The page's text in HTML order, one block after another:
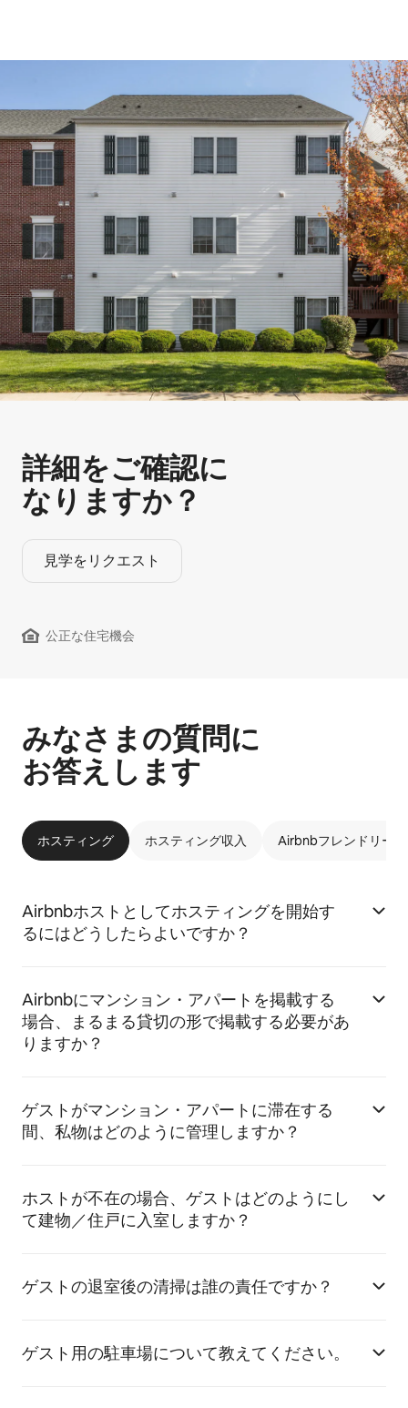
詳細をご確認に
なりますか？
見学をリクエスト
公正な住宅機会
みなさまの質問に
お答えします
ホスティング ホスティング収入 Airbnbフレンドリー
Airbnbホストとしてホスティングを開始す
るにはどうしたらよいですか？
Airbnbにマンション・アパートを掲載する
場合、まるまる貸切の形で掲載する必要があ
りますか？
ゲストがマンション・アパートに滞在する
間、私物はどのように管理しますか？
ホストが不在の場合、ゲストはどのようにし
て建物／住戸に入室しますか？
ゲストの退室後の清掃は誰の責任ですか？
ゲスト用の駐車場について教えてください。